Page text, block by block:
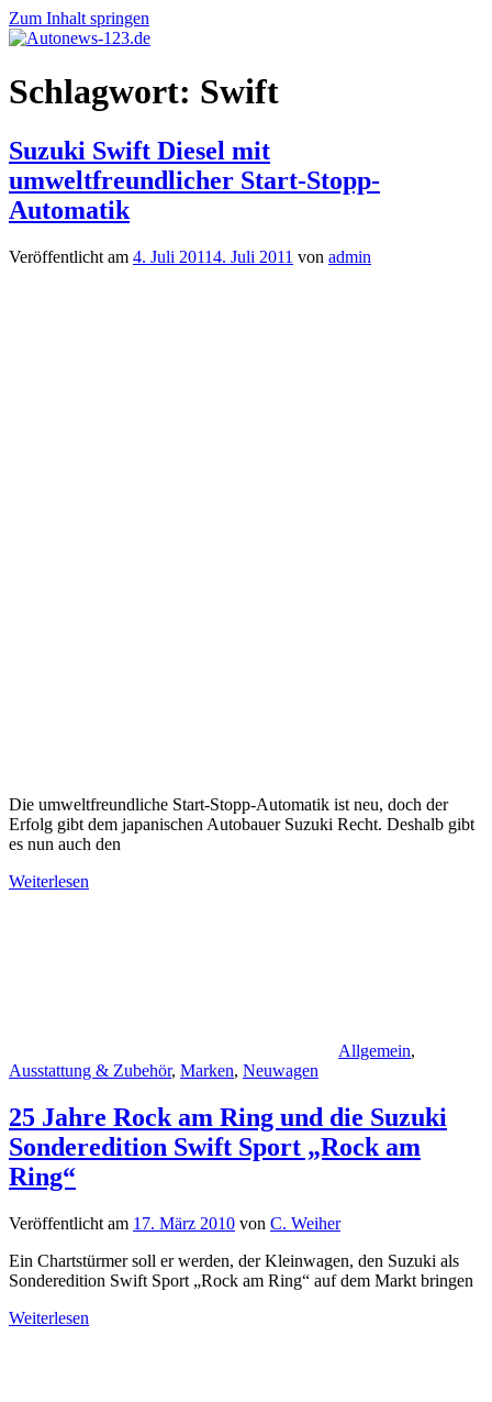
Zum Inhalt springen
Autonews-
123.de
Autonews
mit
Schlagwort: Swift
Suzuki Swift Diesel mit
umweltfreundlicher Start-Stopp-
Automatik
Veröffentlicht am 4. Juli 20114. Juli 2011 von admin
Die umweltfreundliche Start-Stopp-Automatik ist neu, doch der
Erfolg gibt dem japanischen Autobauer Suzuki Recht. Deshalb gibt
es nun auch den
Weiterlesen
Allgemein,
Ausstattung & Zubehör, Marken, Neuwagen
25 Jahre Rock am Ring und die Suzuki
Sonderedition Swift Sport „Rock am
Ring“
Veröffentlicht am 17. März 2010 von C. Weiher
Ein Chartstürmer soll er werden, der Kleinwagen, den Suzuki als
Sonderedition Swift Sport „Rock am Ring“ auf dem Markt bringen
Weiterlesen